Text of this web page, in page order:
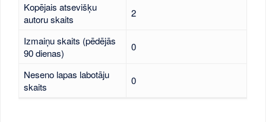
Kopējais atsevišķu
autoru skaits
2
Izmaiņu skaits (pēdējās
90 dienas)
0
Neseno lapas labotāju
skaits
0